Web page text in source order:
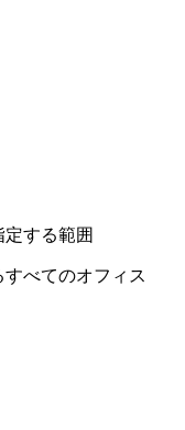
する範囲
べてのオフィス